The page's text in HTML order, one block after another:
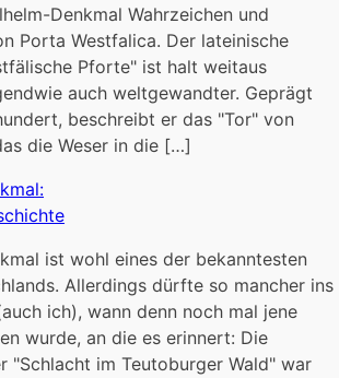
Denkmal Wahrzeichen und
Porta Westfalica. Der lateinische
Pforte" ist halt weitaus
auch weltgewandter. Geprägt
beschreibt er das "Tor" von
die Weser in die […]
ist wohl eines der bekanntesten
Allerdings dürfte so mancher ins
ich), wann denn noch mal jene
wurde, an die es erinnert: Die
"Schlacht im Teutoburger Wald" war